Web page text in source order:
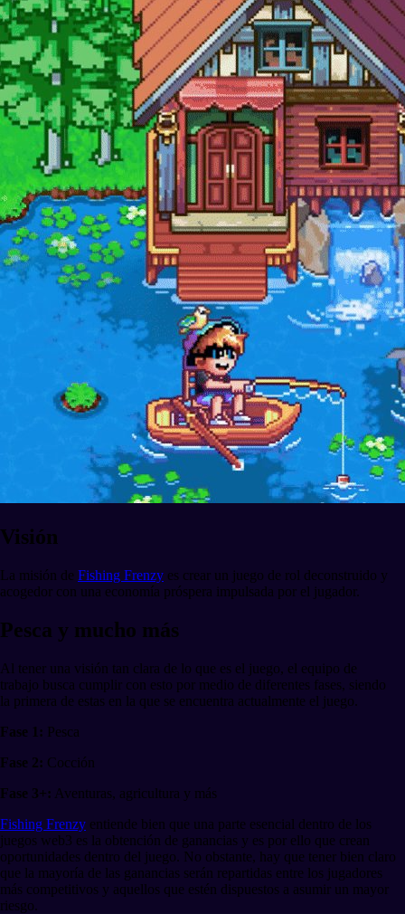
Visión
La misión de Fishing Frenzy es crear un juego de rol deconstruido y
acogedor con una economía próspera impulsada por el jugador.
Pesca y mucho más
Al tener una visión tan clara de lo que es el juego, el equipo de
trabajo busca cumplir con esto por medio de diferentes fases, siendo
la primera de estas en la que se encuentra actualmente el juego.
Fase 1: Pesca
Fase 2: Cocción
Fase 3+: Aventuras, agricultura y más
Fishing Frenzy entiende bien que una parte esencial dentro de los
juegos web3 es la obtención de ganancias y es por ello que crean
oportunidades dentro del juego. No obstante, hay que tener bien claro
que la mayoría de las ganancias serán repartidas entre los jugadores
más competitivos y aquellos que estén dispuestos a asumir un mayor
riesgo.